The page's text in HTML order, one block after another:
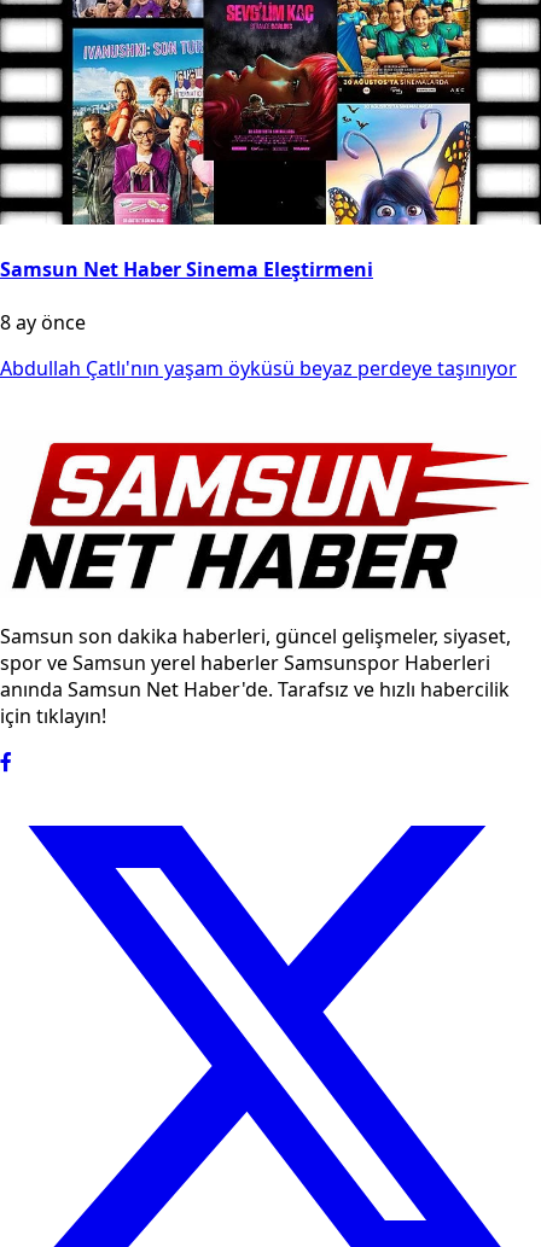
Samsun Net Haber Sinema Eleştirmeni
8 ay önce
Abdullah Çatlı'nın yaşam öyküsü beyaz perdeye taşınıyor
Samsun son dakika haberleri, güncel gelişmeler, siyaset,
spor ve Samsun yerel haberler Samsunspor Haberleri
anında Samsun Net Haber'de. Tarafsız ve hızlı habercilik
için tıklayın!